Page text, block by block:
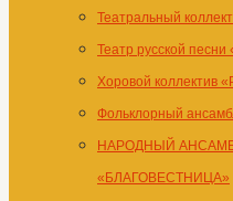
Театральный
Театр русской песни
Хоровой коллектив
Фольклорный
НАРОДНЫЙ
«БЛАГОВЕСТНИЦА»